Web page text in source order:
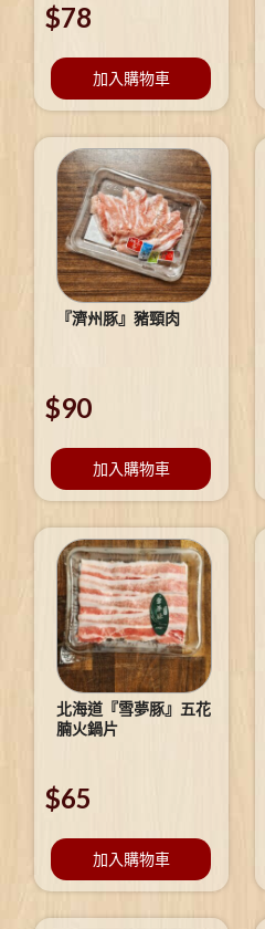
$78
加入購物車
『濟州豚』豬頸肉
$90
加入購物車
北海道『雪夢豚』五花
腩火鍋片
$65
加入購物車